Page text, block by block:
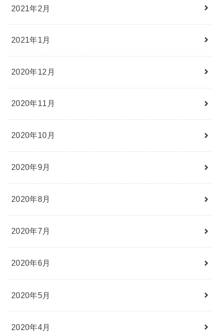
2021年2月
2021年1月
2020年12月
2020年11月
2020年10月
2020年9月
2020年8月
2020年7月
2020年6月
2020年5月
2020年4月